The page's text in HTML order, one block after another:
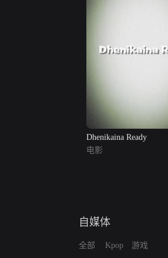
Dhenikaina Ready
电影
自媒体
全部 Kpop 游戏